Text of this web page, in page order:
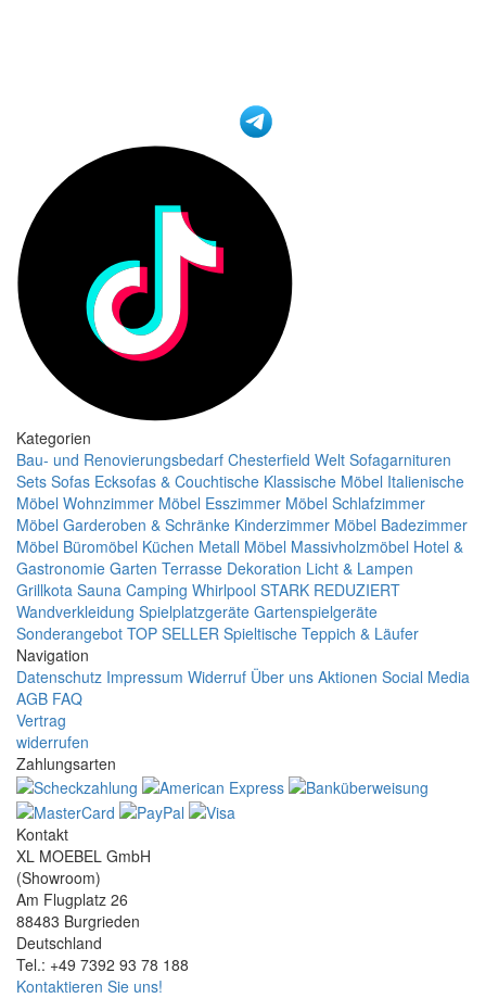
Kategorien
Bau- und Renovierungsbedarf Chesterfield Welt Sofagarnituren
Sets Sofas Ecksofas & Couchtische Klassische Möbel Italienische
Möbel Wohnzimmer Möbel Esszimmer Möbel Schlafzimmer
Möbel Garderoben & Schränke Kinderzimmer Möbel Badezimmer
Möbel Büromöbel Küchen Metall Möbel Massivholzmöbel Hotel &
Gastronomie Garten Terrasse Dekoration Licht & Lampen
Grillkota Sauna Camping Whirlpool STARK REDUZIERT
Wandverkleidung Spielplatzgeräte Gartenspielgeräte
Sonderangebot TOP SELLER Spieltische Teppich & Läufer
Navigation
Datenschutz Impressum Widerruf Über uns Aktionen Social Media
AGB FAQ
Vertrag
widerrufen
Zahlungsarten
Kontakt
XL MOEBEL GmbH
(Showroom)
Am Flugplatz 26
88483 Burgrieden
Deutschland
Tel.: +49 7392 93 78 188
Kontaktieren Sie uns!